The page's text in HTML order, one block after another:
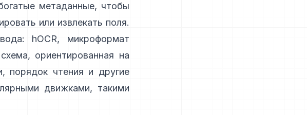
метаданные, чтобы
или извлекать поля.
hOCR, микроформат
ориентированная на
порядок чтения и другие
движками, такими